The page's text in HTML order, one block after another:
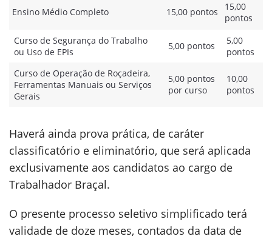
Ensino Médio Completo 15,00 pontos
15,00
pontos
Curso de Segurança do Trabalho
ou Uso de EPIs
5,00 pontos
5,00
pontos
Curso de Operação de Roçadeira,
Ferramentas Manuais ou Serviços
Gerais
5,00 pontos
por curso
10,00
pontos
Haverá ainda prova prática, de caráter
classificatório e eliminatório, que será aplicada
exclusivamente aos candidatos ao cargo de
Trabalhador Braçal.
O presente processo seletivo simplificado terá
validade de doze meses, contados da data de